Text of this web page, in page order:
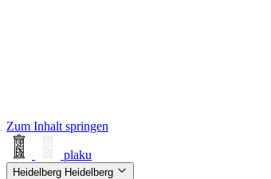
Zum Inhalt springen
plaku
Heidelberg Heidelberg